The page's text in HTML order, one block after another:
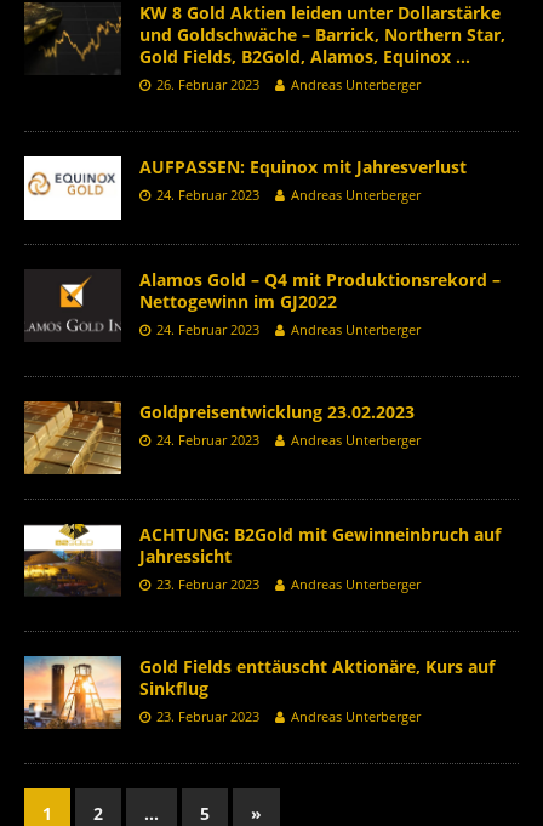
KW 8 Gold Aktien leiden unter Dollarstärke
und Goldschwäche – Barrick, Northern Star,
Gold Fields, B2Gold, Alamos, Equinox …
26. Februar 2023 Andreas Unterberger
AUFPASSEN: Equinox mit Jahresverlust
24. Februar 2023 Andreas Unterberger
Alamos Gold – Q4 mit Produktionsrekord –
Nettogewinn im GJ2022
24. Februar 2023 Andreas Unterberger
Goldpreisentwicklung 23.02.2023
24. Februar 2023 Andreas Unterberger
ACHTUNG: B2Gold mit Gewinneinbruch auf
Jahressicht
23. Februar 2023 Andreas Unterberger
Gold Fields enttäuscht Aktionäre, Kurs auf
Sinkflug
23. Februar 2023 Andreas Unterberger
1 2 … 5 »